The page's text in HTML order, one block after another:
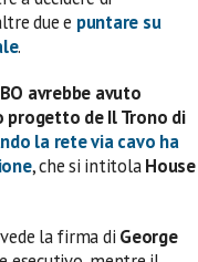
due e puntare su
.
avrebbe avuto
progetto de Il Trono di
la rete via cavo ha
, che si intitolaHouse
la firma di George